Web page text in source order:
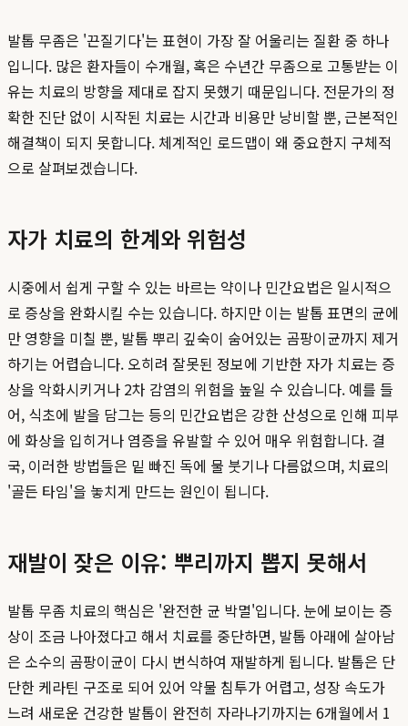
발톱 무좀은 '끈질기다'는 표현이 가장 잘 어울리는 질환 중 하나
입니다. 많은 환자들이 수개월, 혹은 수년간 무좀으로 고통받는 이
유는 치료의 방향을 제대로 잡지 못했기 때문입니다. 전문가의 정
확한 진단 없이 시작된 치료는 시간과 비용만 낭비할 뿐, 근본적인
해결책이 되지 못합니다. 체계적인 로드맵이 왜 중요한지 구체적
으로 살펴보겠습니다.
자가 치료의 한계와 위험성
시중에서 쉽게 구할 수 있는 바르는 약이나 민간요법은 일시적으
로 증상을 완화시킬 수는 있습니다. 하지만 이는 발톱 표면의 균에
만 영향을 미칠 뿐, 발톱 뿌리 깊숙이 숨어있는 곰팡이균까지 제거
하기는 어렵습니다. 오히려 잘못된 정보에 기반한 자가 치료는 증
상을 악화시키거나 2차 감염의 위험을 높일 수 있습니다. 예를 들
어, 식초에 발을 담그는 등의 민간요법은 강한 산성으로 인해 피부
에 화상을 입히거나 염증을 유발할 수 있어 매우 위험합니다. 결
국, 이러한 방법들은 밑 빠진 독에 물 붓기나 다름없으며, 치료의
'골든 타임'을 놓치게 만드는 원인이 됩니다.
재발이 잦은 이유: 뿌리까지 뽑지 못해서
발톱 무좀 치료의 핵심은 '완전한 균 박멸'입니다. 눈에 보이는 증
상이 조금 나아졌다고 해서 치료를 중단하면, 발톱 아래에 살아남
은 소수의 곰팡이균이 다시 번식하여 재발하게 됩니다. 발톱은 단
단한 케라틴 구조로 되어 있어 약물 침투가 어렵고, 성장 속도가
느려 새로운 건강한 발톱이 완전히 자라나기까지는 6개월에서 1